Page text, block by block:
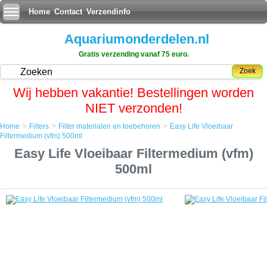
Home Contact Verzendinfo
Aquariumonderdelen.nl
Gratis verzending vanaf 75 euro.
Zoek
Wij hebben vakantie! Bestellingen worden
NIET verzonden!
Home
Filter materialen en toebehoren
Easy Life Vloeibaar Filtermedium (vfm) 500ml
Home > Filters > Filter materialen en toebehoren > Easy Life Vloeibaar
Filtermedium (vfm) 500ml
Easy Life Vloeibaar Filtermedium (vfm)
500ml